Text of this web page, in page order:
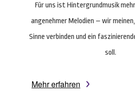
Für uns ist Hintergrundmusik
angenehmer Melodien – wir
Sinne verbinden und ein
soll.
Mehr erfahren